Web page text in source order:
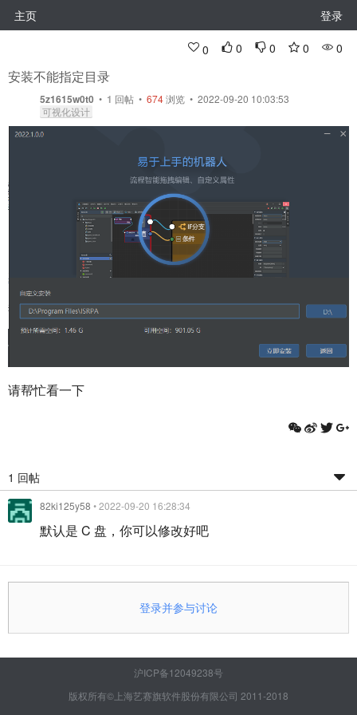
主页 登录
0 0 0 0 0
安装不能指定目录
5z1615w0t0 • 1 回帖 • 674浏览 • 2022-09-20 10:03:53
可视化设计
请帮忙看一下
1 回帖
82ki125y58 • 2022-09-20 16:28:34
默认是 C 盘，你可以修改好吧
登录并参与讨论
沪ICP备12049238号
版权所有©上海艺赛旗软件股份有限公司 2011-2018